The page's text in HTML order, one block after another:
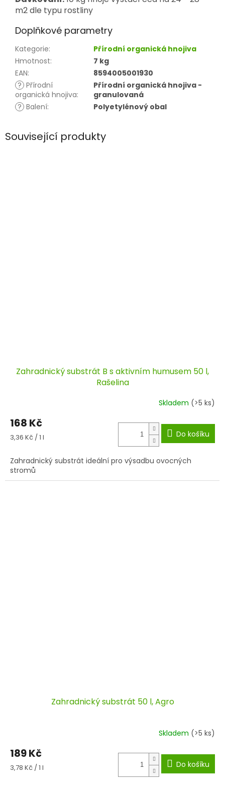
m2 dle typu rostliny
Doplňkové parametry
Kategorie:
Přírodní organická hnojiva
Hmotnost:
7 kg
EAN:
8594005001930
? Přírodní
organická hnojiva:
Přírodní organická hnojiva -
granulovaná
? Balení: Polyetylénový obal
Související produkty
Zahradnický substrát B s aktivním humusem 50 l,
Rašelina
Skladem (>5 ks)
168 Kč
Měrná
3,36 Kč / 1 l Do košíku
Zahradnický substrát ideální pro výsadbu ovocných
stromů
Zahradnický substrát 50 l, Agro
Skladem (>5 ks)
189 Kč
Měrná
3,78 Kč / 1 l Do košíku